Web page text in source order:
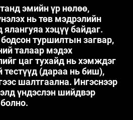
эмийн үр нөлөө,
нь төв мэдрэлийн
хэцүү байдаг.
туршилтын загвар,
талаар мэдэх
цаг тухайд нь хэмждэг
(дараа нь биш),
шалтгаална. Ингэснээр
үндэслэн шийдвэр